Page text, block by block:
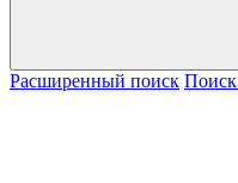
Расширенный поиск Поиск